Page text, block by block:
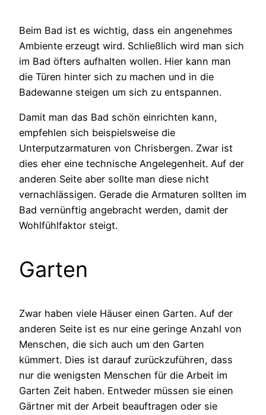
Beim Bad ist es wichtig, dass ein angenehmes
Ambiente erzeugt wird. Schließlich wird man sich
im Bad öfters aufhalten wollen. Hier kann man
die Türen hinter sich zu machen und in die
Badewanne steigen um sich zu entspannen.
Damit man das Bad schön einrichten kann,
empfehlen sich beispielsweise die
Unterputzarmaturen von Chrisbergen. Zwar ist
dies eher eine technische Angelegenheit. Auf der
anderen Seite aber sollte man diese nicht
vernachlässigen. Gerade die Armaturen sollten im
Bad vernünftig angebracht werden, damit der
Wohlfühlfaktor steigt.
Garten
Zwar haben viele Häuser einen Garten. Auf der
anderen Seite ist es nur eine geringe Anzahl von
Menschen, die sich auch um den Garten
kümmert. Dies ist darauf zurückzuführen, dass
nur die wenigsten Menschen für die Arbeit im
Garten Zeit haben. Entweder müssen sie einen
Gärtner mit der Arbeit beauftragen oder sie